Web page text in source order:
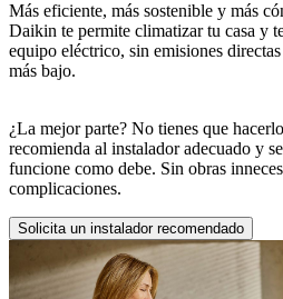
Más eficiente, más sostenible y más
Daikin te permite climatizar tu casa y
equipo eléctrico, sin emisiones
más bajo.
¿La mejor parte? No tienes que
recomienda al instalador adecuado y
funcione como debe. Sin obras
complicaciones.
Solicita un instalador recomendado